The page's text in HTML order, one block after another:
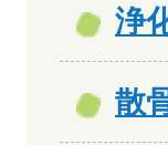
浄
散